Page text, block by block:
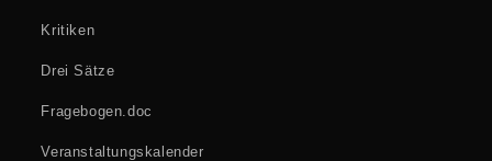
Kritiken
Drei Sätze
Fragebogen.doc
Veranstaltungskalender